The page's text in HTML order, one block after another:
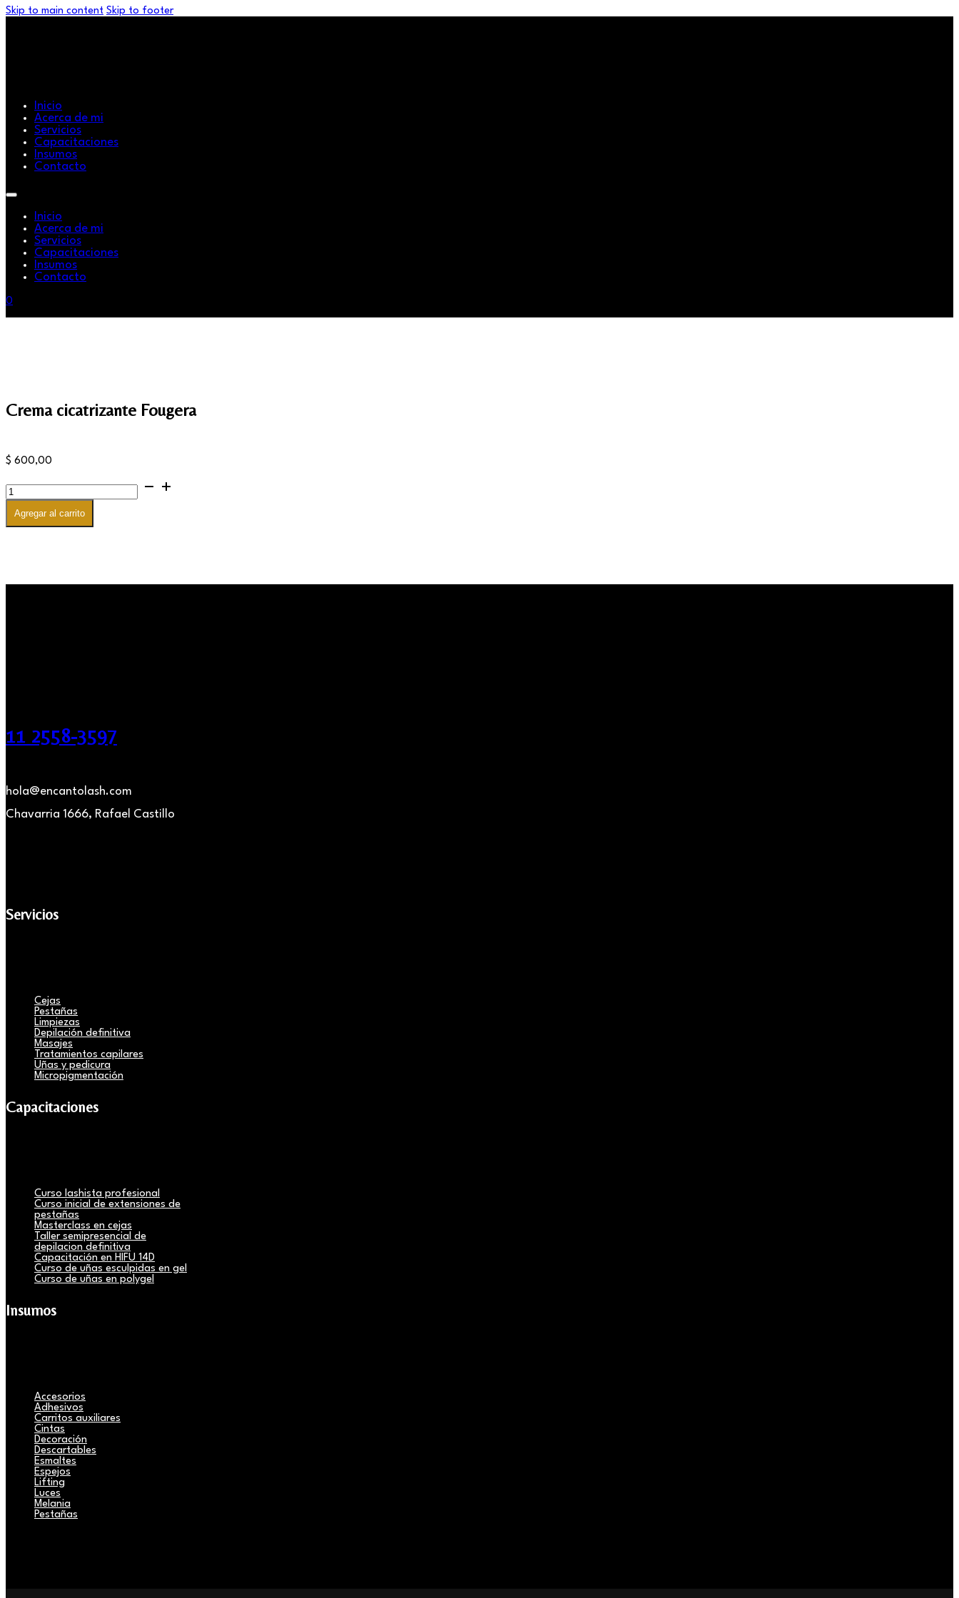
Skip to main content Skip to footer
Inicio
Acerca de mi
Servicios
Capacitaciones
Insumos
Contacto
Inicio
Acerca de mi
Servicios
Capacitaciones
Insumos
Contacto
0
Crema cicatrizante Fougera
$ 600,00
Crema
cicatrizante
Fougera
cantidad
Agregar al carrito
11 2558-3597
hola@encantolash.com
Chavarria 1666, Rafael Castillo
Servicios
Cejas
Pestañas
Limpiezas
Depilación definitiva
Masajes
Tratamientos capilares
Uñas y pedicura
Micropigmentación
Capacitaciones
Curso lashista profesional
Curso inicial de extensiones de
pestañas
Masterclass en cejas
Taller semipresencial de
depilacion definitiva
Capacitación en HIFU 14D
Curso de uñas esculpidas en gel
Curso de uñas en polygel
Insumos
Accesorios
Adhesivos
Carritos auxiliares
Cintas
Decoración
Descartables
Esmaltes
Espejos
Lifting
Luces
Melania
Pestañas